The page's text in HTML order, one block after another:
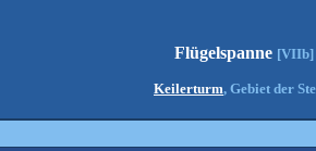
Flügelspanne [VIIb]
Keilerturm, Gebiet der